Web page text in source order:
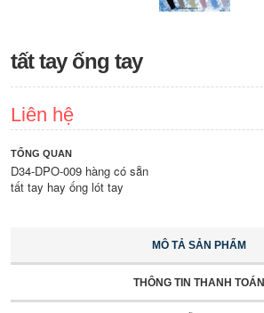
tất tay ống tay
Liên hệ
TỔNG QUAN
D34-DPO-009 hàng có sẵn
tất tay hay ống lót tay
MÔ TẢ SẢN PHẨM
THÔNG TIN THANH TOÁN